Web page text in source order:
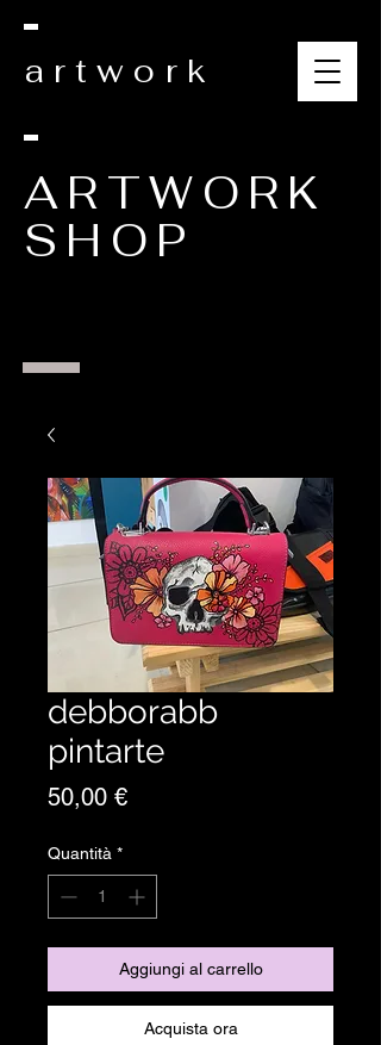
artwork
ARTWORK
SHOP
debborabb
pintarte
50,00 €Prezzo
Quantità *
Aggiungi al carrello
Acquista ora